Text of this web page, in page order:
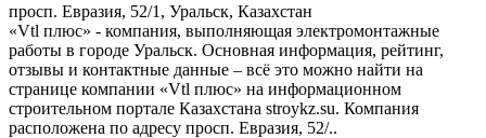
просп. Евразия, 52/1, Уральск, Казахстан
«Vtl плюс» - компания, выполняющая электромонтажные
работы в городе Уральск. Основная информация, рейтинг,
отзывы и контактные данные – всё это можно найти на
странице компании «Vtl плюс» на информационном
строительном портале Казахстана stroykz.su. Компания
расположена по адресу просп. Евразия, 52/..